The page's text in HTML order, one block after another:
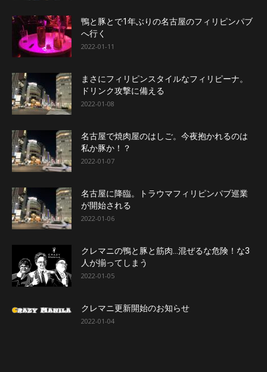
鴨と豚とで1年ぶりの名古屋のフィリピンパブ
へ行く
2022-01-11
まさにフィリピンスタイルなフィリピーナ。
ドリンク攻撃に備える
2022-01-08
名古屋で焼肉屋のはしご。今夜抱かれるのは
私か豚か！？
2022-01-07
名古屋に降臨。トラウマフィリピンパブ巡業
が開始される
2022-01-06
クレマニの鴨と豚と筋肉…混ぜるな危険！な3
人が揃ってしまう
2022-01-05
クレマニ更新開始のお知らせ
2022-01-04